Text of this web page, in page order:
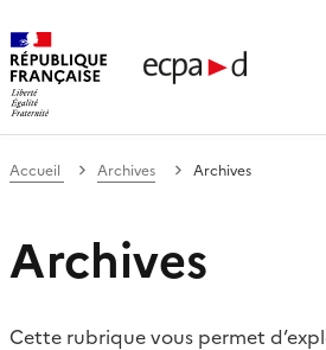
de communication et
Accueil Archives Archives
Archives
Cette rubrique vous permet